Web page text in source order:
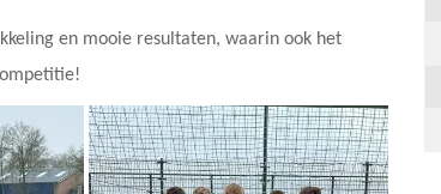
en mooie resultaten, waarin ook het